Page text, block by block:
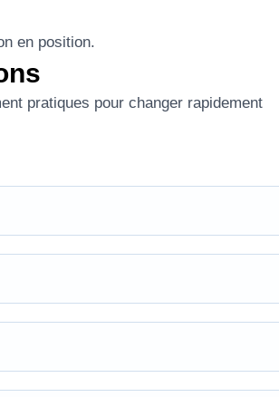
en position.
pratiques pour changer rapidement